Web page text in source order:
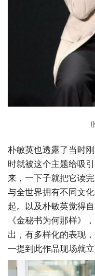
(
朴敏英也透露了当时
时就被这个主题给吸
来，一下子就把它读
与全世界拥有不同文
起。以及朴敏英觉得
《金秘书为何那样》
出，有多样化的表现
一提到此作品现场就立